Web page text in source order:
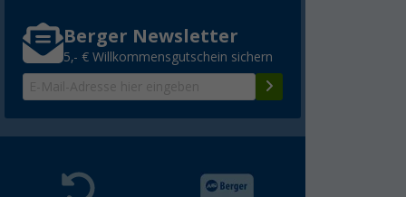
Berger Newsletter
5,- € Willkommensgutschein sichern